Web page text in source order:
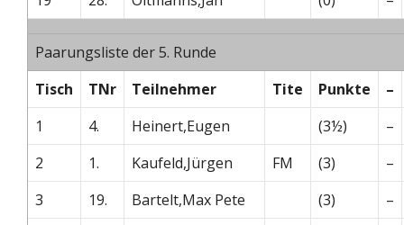
Paarungsliste der 5. Runde
Tisch
TNr Teilnehmer Tite Punkte
–
1
4. Heinert,Eugen (3½)
–
2
1. Kaufeld,Jürgen FM (3)
–
3
19. Bartelt,Max Pete (3)
–